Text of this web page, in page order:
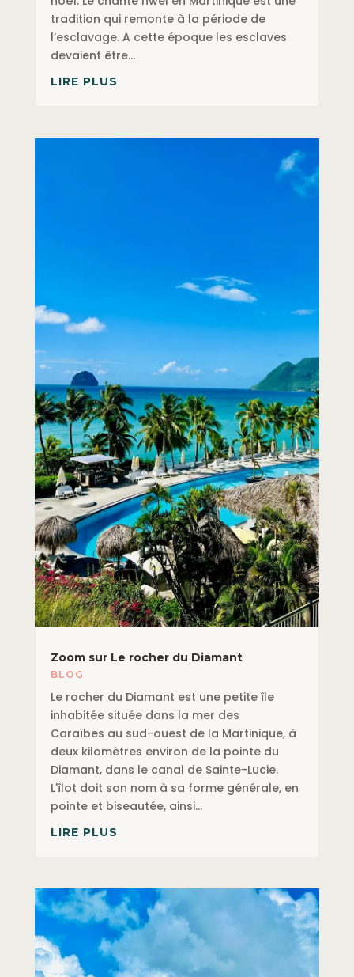
tradition qui remonte à la période de
l’esclavage. A cette époque les esclaves
devaient être...
LIRE PLUS
Zoom sur Le rocher du Diamant
BLOG
Le rocher du Diamant est une petite île
inhabitée située dans la mer des
Caraïbes au sud-ouest de la Martinique, à
deux kilomètres environ de la pointe du
Diamant, dans le canal de Sainte-Lucie.
L'îlot doit son nom à sa forme générale, en
pointe et biseautée, ainsi...
LIRE PLUS